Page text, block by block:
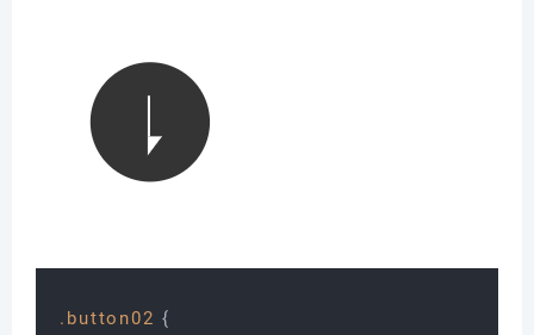
.button02 {